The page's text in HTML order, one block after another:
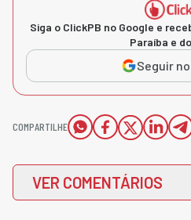
Siga o ClickPB no Google e
Paraíba e
Seguir
COMPARTILHE
VER COMENTÁRIOS